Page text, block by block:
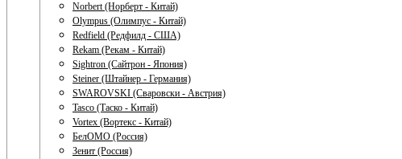
Norbert (Норберт - Китай)
Olympus (Олимпус - Китай)
Redfield (Редфилд - США)
Rekam (Рекам - Китай)
Sightron (Сайтрон - Япония)
Steiner (Штайнер - Германия)
SWAROVSKI (Сваровски - Австрия)
Tasco (Таско - Китай)
Vortex (Вортекс - Китай)
БелОМО (Россия)
Зенит (Россия)